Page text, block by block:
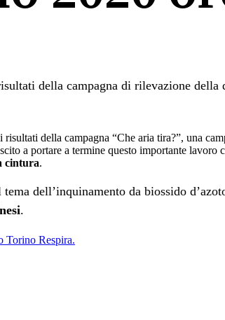
della campagna di rilevazione
della campagna “Che aria tira?”, una
a portare a termine questo importante lavoro
cintura.
dell’inquinamento da biossido
.
Torino Respira.